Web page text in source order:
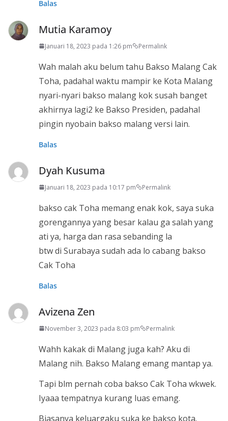
Balas
Mutia Karamoy
Januari 18, 2023 pada 1:26 pm Permalink
Wah malah aku belum tahu Bakso Malang Cak
Toha, padahal waktu mampir ke Kota Malang
nyari-nyari bakso malang kok susah banget
akhirnya lagi2 ke Bakso Presiden, padahal
pingin nyobain bakso malang versi lain.
Balas
Dyah Kusuma
Januari 18, 2023 pada 10:17 pm Permalink
bakso cak Toha memang enak kok, saya suka
gorengannya yang besar kalau ga salah yang
ati ya, harga dan rasa sebanding la
btw di Surabaya sudah ada lo cabang bakso
Cak Toha
Balas
Avizena Zen
November 3, 2023 pada 8:03 pm Permalink
Wahh kakak di Malang juga kah? Aku di
Malang nih. Bakso Malang emang mantap ya.
Tapi blm pernah coba bakso Cak Toha wkwek.
Iyaaa tempatnya kurang luas emang.
Biasanya keluargaku suka ke bakso kota.